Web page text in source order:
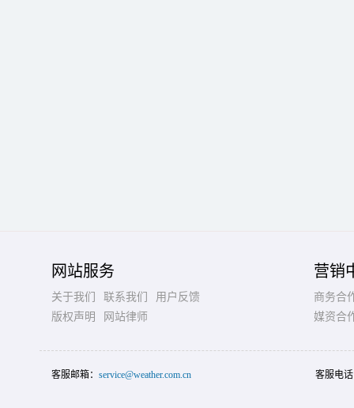
网站服务
关于我们 联系我们
用户反馈
版权声明
网站律师
营销
商务合
媒资合
客服邮箱： service@weather.com.cn 客服电